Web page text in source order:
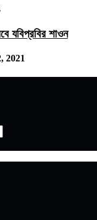
যবিপ্রবির শাওন
2021